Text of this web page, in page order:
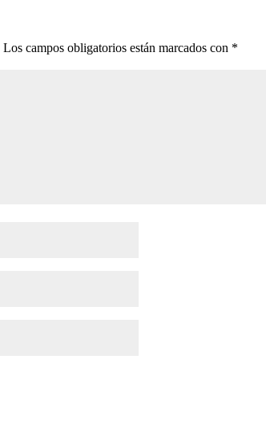
Los campos obligatorios están marcados con *